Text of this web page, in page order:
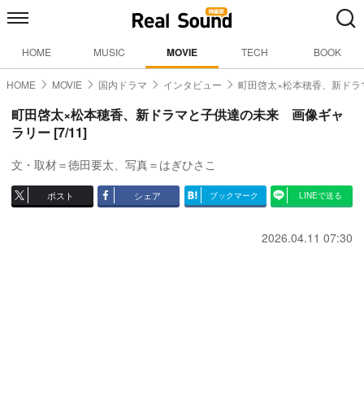
HOME MUSIC MOVIE TECH BOOK
HOME MOVIE 国内ドラマ インタビュー 町田啓太×松本穂香、新ド
町田啓太×松本穂香、新ドラマと子供達の未来 画像ギャ
ラリー [7/11]
文・取材＝徳田要太、写真＝はぎひさこ
ポスト シェア ブックマーク LINEで送る
2026.04.11 07:30